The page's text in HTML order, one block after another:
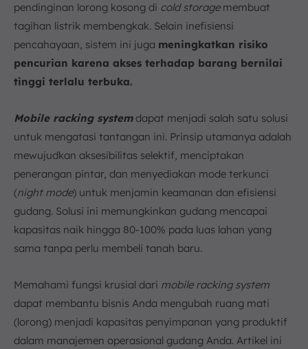
3. Gudang dengan Keterbatasan Lahan
4. Industri Farmasi dan Kesehatan
Pertimbangan Sebelum Implementasi Mobile Racking
1. Biaya Awal
2. Konstruksi Lantai dan Rel
Terapkan Mobile Racking System dengan dukungan
Software Warehouse ScaleOcean
Kesimpulan
FAQ:
pendinginan lorong kosong di cold storagemembuat
tagihan listrik membengkak. Selain inefisiensi
pencahayaan, sistem ini juga meningkatkan risiko
pencurian karena akses terhadap barang bernilai
tinggi terlalu terbuka.
Mobile racking systemdapat menjadi salah satu solusi
untuk mengatasi tantangan ini. Prinsip utamanya adalah
mewujudkan aksesibilitas selektif, menciptakan
penerangan pintar, dan menyediakan mode terkunci
(night mode) untuk menjamin keamanan dan efisiensi
gudang. Solusi ini memungkinkan gudang mencapai
kapasitas naik hingga 80-100% pada luas lahan yang
sama tanpa perlu membeli tanah baru.
Memahami fungsi krusial dari mobile racking system
dapat membantu bisnis Anda mengubah ruang mati
(lorong) menjadi kapasitas penyimpanan yang produktif
dalam manajemen operasional gudang Anda. Artikel ini